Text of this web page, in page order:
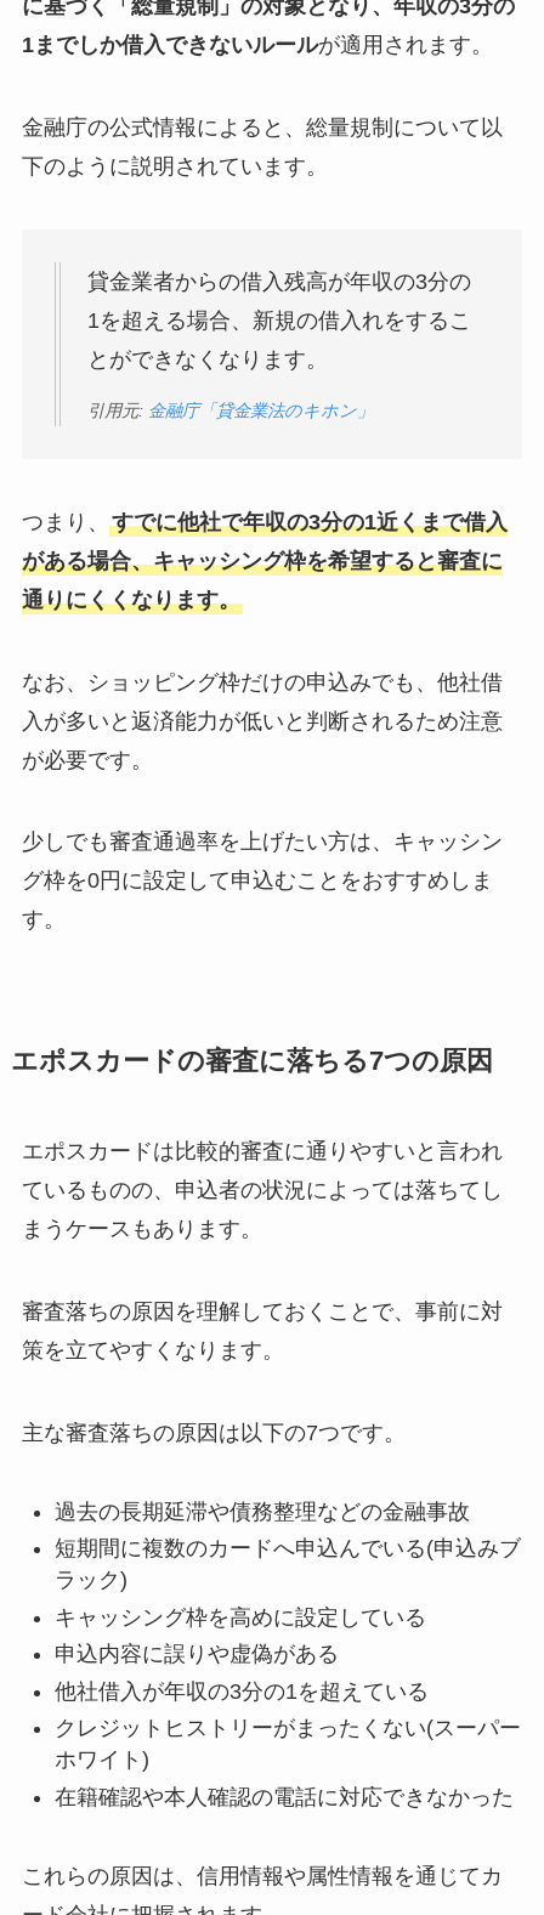
に基づく「総量規制」の対象となり、年収の3分の
1までしか借入できないルールが適用されます。
金融庁の公式情報によると、総量規制について以
下のように説明されています。
貸金業者からの借入残高が年収の3分の
1を超える場合、新規の借入れをするこ
とができなくなります。
引用元: 金融庁「貸金業法のキホン」
つまり、 すでに他社で年収の3分の1近くまで借入
がある場合、キャッシング枠を希望すると審査に
通りにくくなります。
なお、ショッピング枠だけの申込みでも、他社借
入が多いと返済能力が低いと判断されるため注意
が必要です。
少しでも審査通過率を上げたい方は、キャッシン
グ枠を0円に設定して申込むことをおすすめしま
す。
エポスカードの審査に落ちる7つの原因
エポスカードは比較的審査に通りやすいと言われ
ているものの、申込者の状況によっては落ちてし
まうケースもあります。
審査落ちの原因を理解しておくことで、事前に対
策を立てやすくなります。
主な審査落ちの原因は以下の7つです。
過去の長期延滞や債務整理などの金融事故
短期間に複数のカードへ申込んでいる(申込みブ
ラック)
キャッシング枠を高めに設定している
申込内容に誤りや虚偽がある
他社借入が年収の3分の1を超えている
クレジットヒストリーがまったくない(スーパー
ホワイト)
在籍確認や本人確認の電話に対応できなかった
これらの原因は、信用情報や属性情報を通じてカ